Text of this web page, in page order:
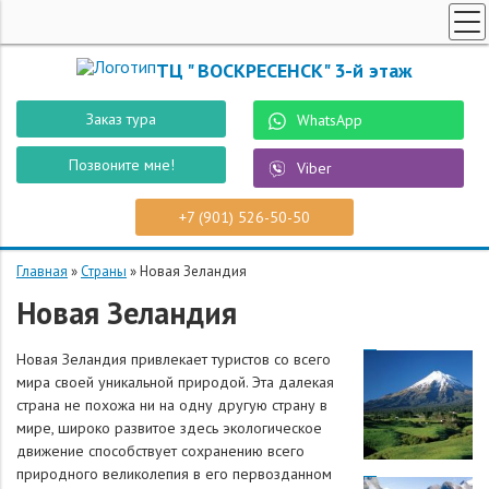
ТЦ " ВОСКРЕСЕНСК" 3-й этаж
Заказ тура
Позвоните мне!
WhatsApp
Viber
+7 (901) 526-50-50
ТУРЫ ПО РОССИИ
ПОИСК ТУРОВ
СПЕЦПРЕДЛОЖЕНИЯ
РОБОТ "ВОСТУР"
СТРАНЫ
О КОМПАНИИ
КОНТАКТЫ
ЗАКАЗ ТУРА
Главная »Страны »Новая Зеландия
Новая Зеландия
Новая Зеландия привлекает туристов со всего
мира своей уникальной природой. Эта далекая
страна не похожа ни на одну другую страну в
мире, широко развитое здесь экологическое
движение способствует сохранению всего
природного великолепия в его первозданном